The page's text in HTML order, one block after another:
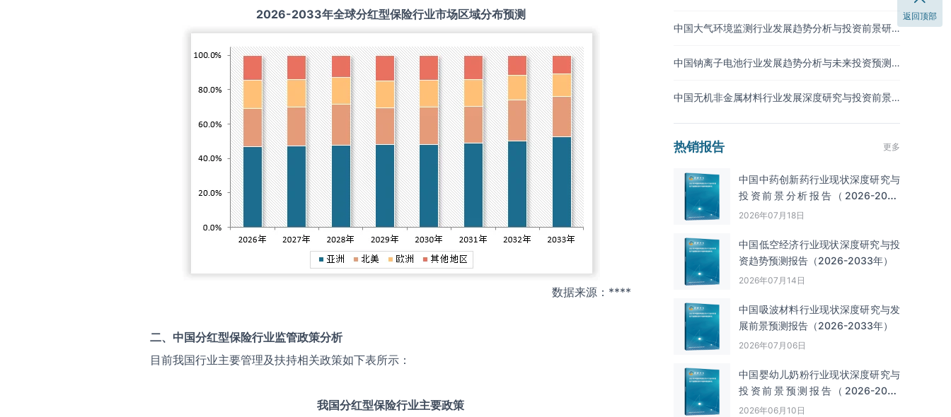
2026-2033年全球分红型保险行业市场区域分布预测
数据来源：****
二、中国分红型保险行业监管政策分析
目前我国行业主要管理及扶持相关政策如下表所示：
我国分红型保险行业主要政策
中国大气环境监测行业发展趋势分析与投资前景研
中国钠离子电池行业发展趋势分析与未来投资预测
中国无机非金属材料行业发展深度研究与投资前景
热销报告 更多
中国中药创新药行业现状深度研究与
投资前景分析报告（2026-2033
年）
2026年07月18日
中国低空经济行业现状深度研究与投
资趋势预测报告（2026-2033年）
2026年07月14日
中国吸波材料‌‌‌行业现状深度研究与发
展前景预测报告（2026-2033年）
2026年07月06日
中国婴幼儿奶粉行业现状深度研究与
投资前景预测报告（2026-2033
年）
2026年06月10日
返回顶部